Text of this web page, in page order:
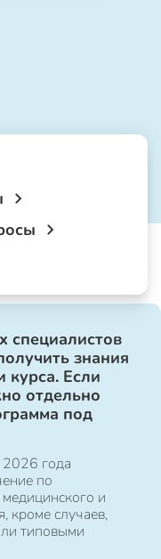
специалистов
знания
курса. Если
отдельно
под
2026 года
по
и
кроме случаев,
типовыми